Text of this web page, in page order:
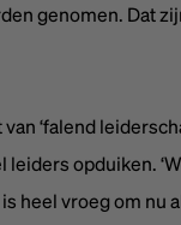
genomen. Dat
‘falend
leiders opduiken.
heel vroeg om nu